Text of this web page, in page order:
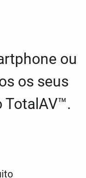
ou
os seus
TotalAV™.